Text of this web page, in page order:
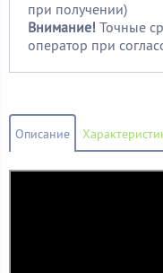
при получении)
Внимание! Точные
оператор при
Описание